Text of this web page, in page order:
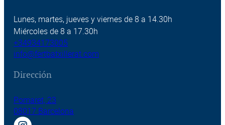
Lunes, martes, jueves y viernes de 8 a 14.30h
Miércoles de 8 a 17.30h
+34934173005
info@fertbatxillerat.com
Dirección
Pomaret, 23
08017 Barcelona